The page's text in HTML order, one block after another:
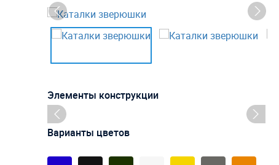
Элементы конструкции
Варианты цветов